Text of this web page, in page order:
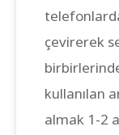
çevirerek
kullanılan
almak 1-2